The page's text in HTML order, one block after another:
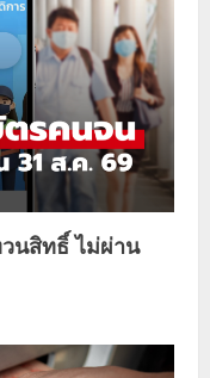
นสิทธิ์ ไม่ผ่าน